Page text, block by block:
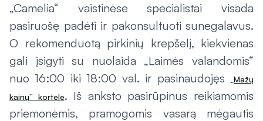
„Camelia“ vaistinėse specialistai visada
pasiruošę padėti ir pakonsultuoti sunegalavus.
O rekomenduotą pirkinių krepšelį, kiekvienas
gali įsigyti su nuolaida „Laimės valandomis“
nuo 16:00 iki 18:00 val. ir pasinaudojęs
„Mažų
kainų“ kortele. Iš anksto pasirūpinus reikiamomis
priemonėmis, pramogomis vasarą mėgautis